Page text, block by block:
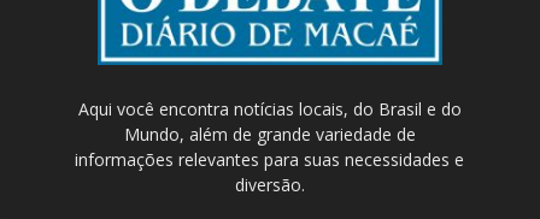
Aqui você encontra notícias locais, do Brasil e do
Mundo, além de grande variedade de
informações relevantes para suas necessidades e
diversão.